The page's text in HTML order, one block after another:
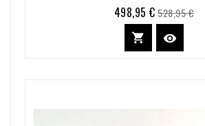
Prix
498,95 € Prix
de
base
528,95 €
 